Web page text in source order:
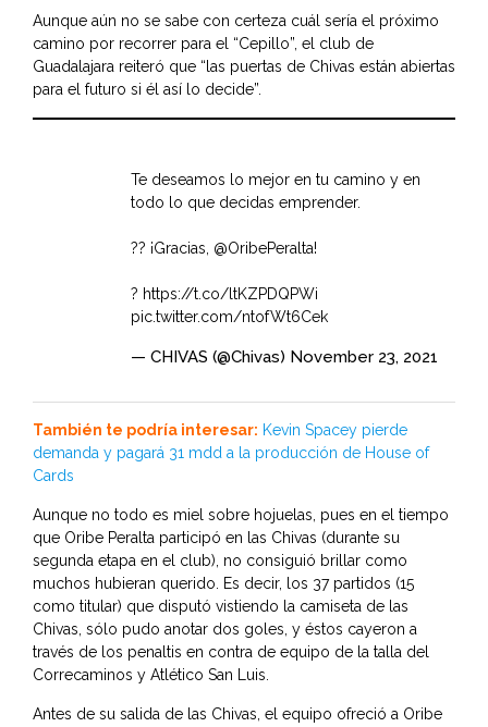
Aunque aún no se sabe con certeza cuál sería el próximo
camino por recorrer para el “Cepillo”, el club de
Guadalajara reiteró que “las puertas de Chivas están abiertas
para el futuro si él así lo decide”.
Te deseamos lo mejor en tu camino y en
todo lo que decidas emprender.
?? ¡Gracias, @OribePeralta!
? https://t.co/ltKZPDQPWi
pic.twitter.com/ntofWt6Cek
— CHIVAS (@Chivas) November 23, 2021
También te podría interesar: Kevin Spacey pierde
demanda y pagará 31 mdd a la producción de House of
Cards
Aunque no todo es miel sobre hojuelas, pues en el tiempo
que Oribe Peralta participó en las Chivas (durante su
segunda etapa en el club), no consiguió brillar como
muchos hubieran querido. Es decir, los 37 partidos (15
como titular) que disputó vistiendo la camiseta de las
Chivas, sólo pudo anotar dos goles, y éstos cayeron a
través de los penaltis en contra de equipo de la talla del
Correcaminos y Atlético San Luis.
Antes de su salida de las Chivas, el equipo ofreció a Oribe